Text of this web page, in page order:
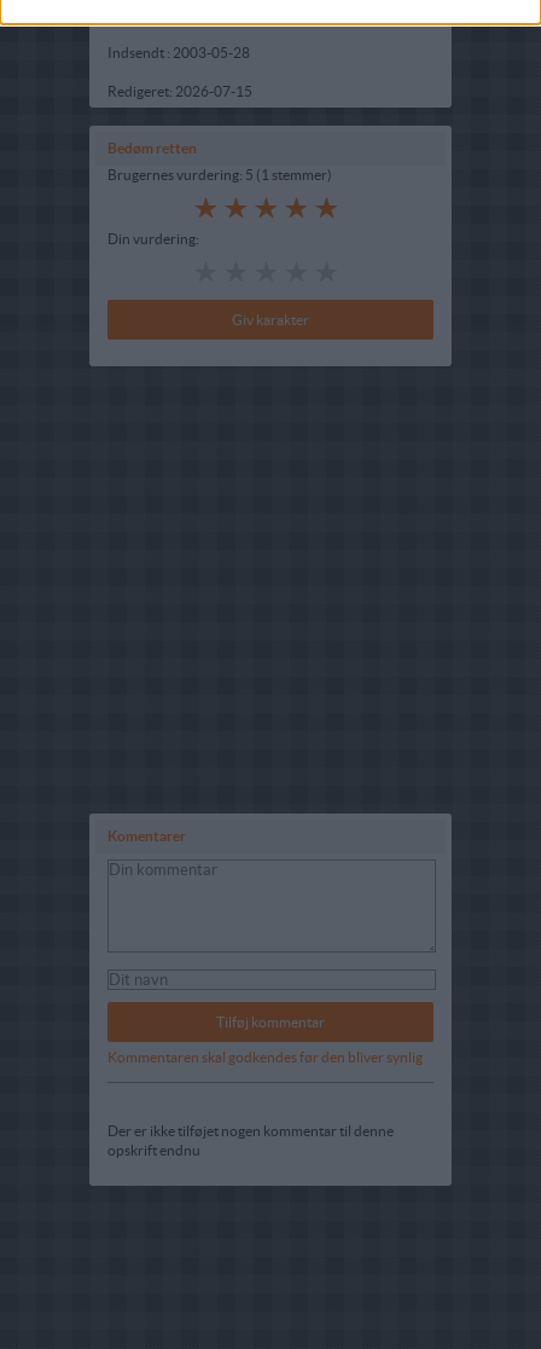
Indsendt : 2003-05-28
Redigeret: 2026-07-15
Bedøm retten
Brugernes vurdering: 5 (1 stemmer)
Din vurdering:
Komentarer
Kommentaren skal godkendes før den bliver synlig
Der er ikke tilføjet nogen kommentar til denne
opskrift endnu